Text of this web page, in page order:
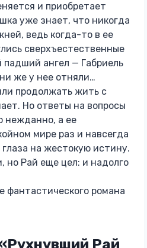
и приобретает
уже знает, что никогда
ведь когда-то в ее
сверхъестественные
ангел — Габриель
же у нее отняли…
продолжать жить с
Но ответы на вопросы
нежданно, а ее
мире раз и навсегда
на жестокую истину.
но Рай еще цел: и надолго
фантастического романа
Рай